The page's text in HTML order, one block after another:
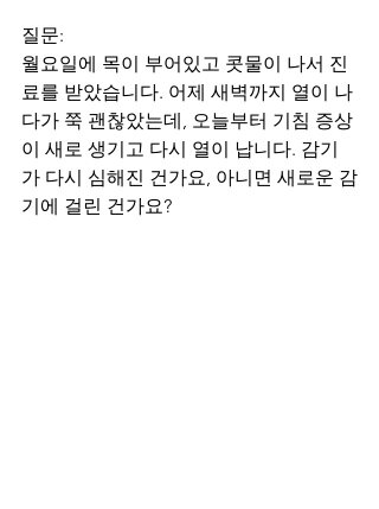
질문:
월요일에 목이 부어있고 콧물이 나서 진
료를 받았습니다. 어제 새벽까지 열이 나
다가 쭉 괜찮았는데, 오늘부터 기침 증상
이 새로 생기고 다시 열이 납니다. 감기
가 다시 심해진 건가요, 아니면 새로운 감
기에 걸린 건가요?